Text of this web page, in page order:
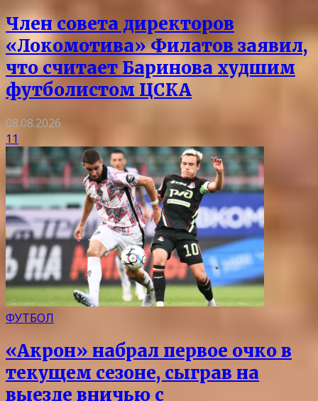
Член совета директоров
«Локомотива» Филатов заявил,
что считает Баринова худшим
футболистом ЦСКА
08.08.2026
11
ФУТБОЛ
«Акрон» набрал первое очко в
текущем сезоне, сыграв на
выезде вничью с